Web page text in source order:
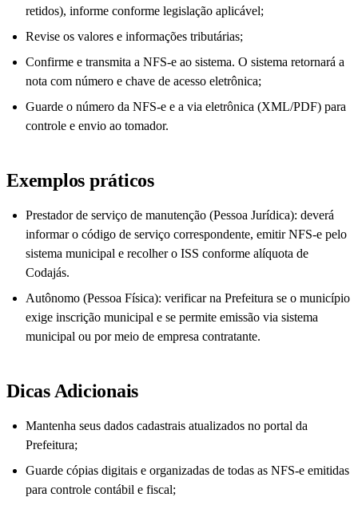
retidos), informe conforme legislação aplicável;
Revise os valores e informações tributárias;
Confirme e transmita a NFS-e ao sistema. O sistema retornará a
nota com número e chave de acesso eletrônica;
Guarde o número da NFS-e e a via eletrônica (XML/PDF) para
controle e envio ao tomador.
Exemplos práticos
Prestador de serviço de manutenção (Pessoa Jurídica): deverá
informar o código de serviço correspondente, emitir NFS-e pelo
sistema municipal e recolher o ISS conforme alíquota de
Codajás.
Autônomo (Pessoa Física): verificar na Prefeitura se o município
exige inscrição municipal e se permite emissão via sistema
municipal ou por meio de empresa contratante.
Dicas Adicionais
Mantenha seus dados cadastrais atualizados no portal da
Prefeitura;
Guarde cópias digitais e organizadas de todas as NFS-e emitidas
para controle contábil e fiscal;